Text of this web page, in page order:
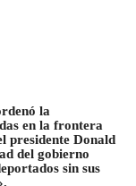
la
en la frontera
presidente Donald
del gobierno
sin sus